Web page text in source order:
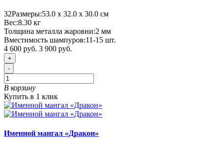
32Размеры:53.0 х 32.0 х 30.0 см
Вес:8.30 кг
Толщина металла жаровни:2 мм
Вместимость шампуров:11-15 шт.
4 600 руб. 3 900 руб.
+
-
В корзину
Купить в 1 клик
Именной мангал «Дракон»